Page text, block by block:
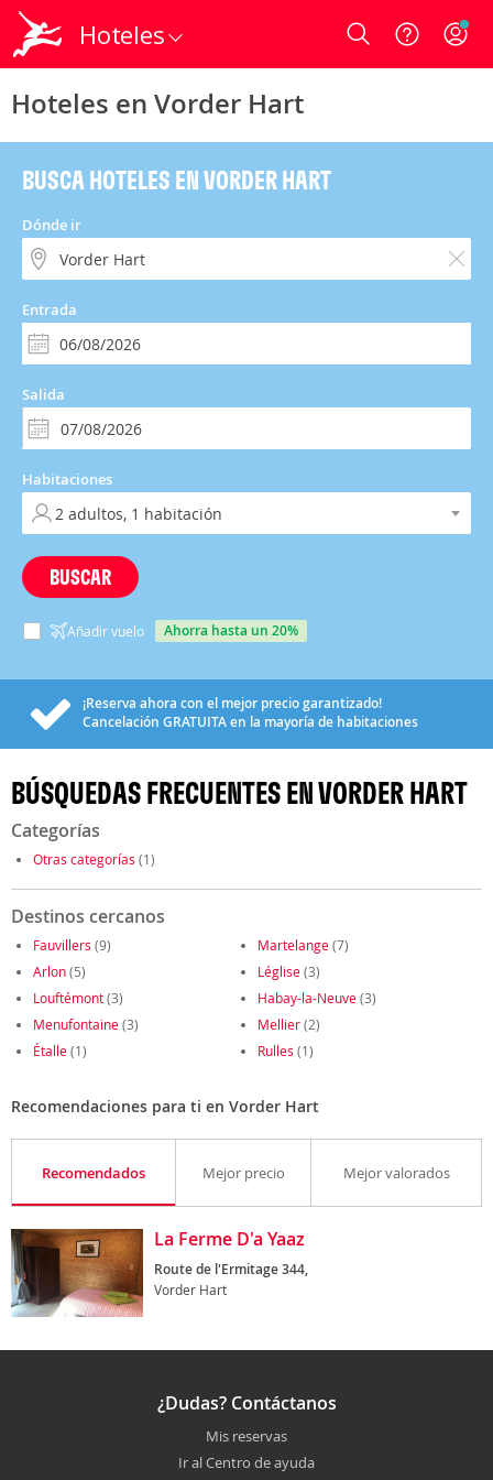
Hoteles Login
Hoteles en Vorder Hart
BUSCA HOTELES EN VORDER HART
Dónde ir
Entrada
Salida
Habitaciones
BUSCAR
Añadir vuelo ahorra hasta un 20%
¡Reserva ahora con el mejor precio garantizado!
Cancelación GRATUITAen la mayoría de habitaciones
BÚSQUEDAS FRECUENTES EN VORDER HART
Categorías
Otras categorías (1)
Destinos cercanos
Fauvillers (9) Martelange(7)
Arlon(5) Léglise(3)
Louftémont(3) Habay-la-Neuve(3)
Menufontaine(3) Mellier(2)
Étalle(1) Rulles (1)
Recomendaciones para ti en Vorder Hart
Recomendados Mejor precio Mejor valorados
La Ferme D'a Yaaz
Route de l'Ermitage 344,
Vorder Hart
¿Dudas? Contáctanos
Mis reservas
Ir al Centro de ayuda